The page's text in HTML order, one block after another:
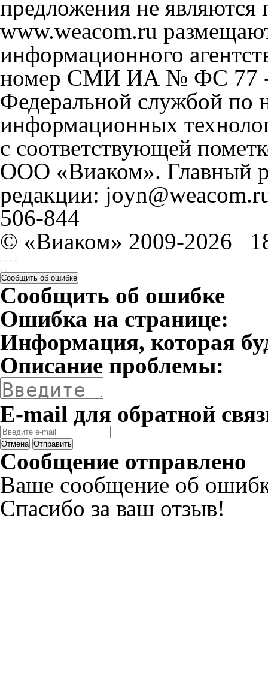
предложения не
www.weacom.ru
информационного
номер СМИ ИА № ФС 77 -
Федеральной службой по
информационных
с соответствующей
ООО «Виаком». Главный
редакции:
506-844
© «Виаком» 2009-2026
Сообщить об ошибке
Сообщить об ошибке
Ошибка на странице:
Информация, которая
Описание проблемы:
E-mail для обратной
Отмена Отправить
Сообщение отправлено
Ваше сообщение об
Спасибо за ваш отзыв!